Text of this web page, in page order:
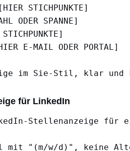
STICHPUNKTE]
ODER SPANNE]
E-MAIL ODER PORTAL]
für LinkedIn
Stellenanzeige für
"(m/w/d)", keine